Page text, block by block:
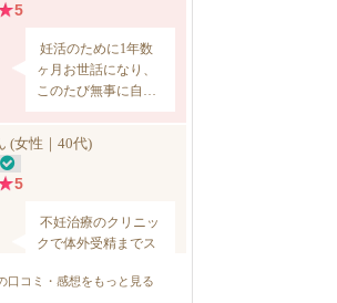
口コミ・感想をもっと見る